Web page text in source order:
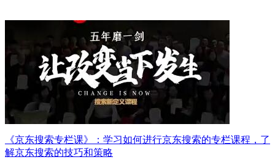
《京东搜索专栏课》：学习如何进行京东搜索的专栏课程，了
解京东搜索的技巧和策略